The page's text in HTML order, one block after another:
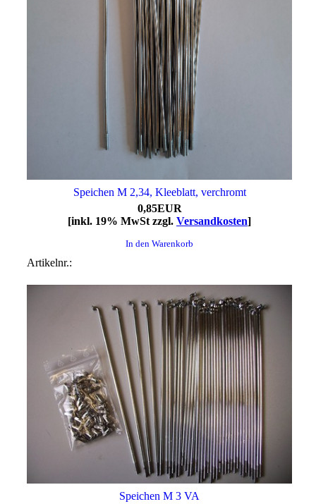
Speichen M 2,34, Kleeblatt, verchromt
0,85EUR
[inkl. 19% MwSt zzgl. Versandkosten]
In den Warenkorb
Artikelnr.:
Speichen M 3 VA